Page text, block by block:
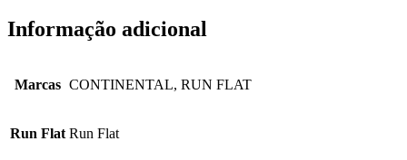
Informação adicional
Marcas CONTINENTAL, RUN FLAT
Run Flat Run Flat